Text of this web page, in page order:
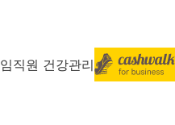
임직원 건강관리